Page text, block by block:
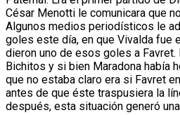
César Menotti le comunicara que
Algunos medios periodísticos le
goles este día, en que Vivalda fue
dieron uno de esos goles a
Bichitos y si bien Maradona había
que no estaba claro era si Favret
antes de que éste traspusiera la
después, esta situación generó